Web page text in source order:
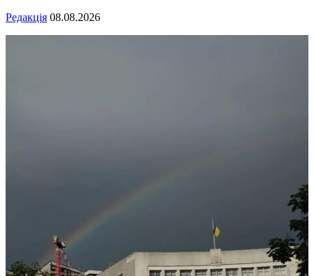
Редакція 08.08.2026